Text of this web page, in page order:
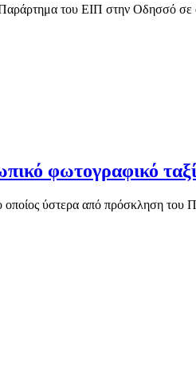
του ΕΙΠ στην Οδησσό σε
φωτογραφικό
οποίος ύστερα από πρόσκληση